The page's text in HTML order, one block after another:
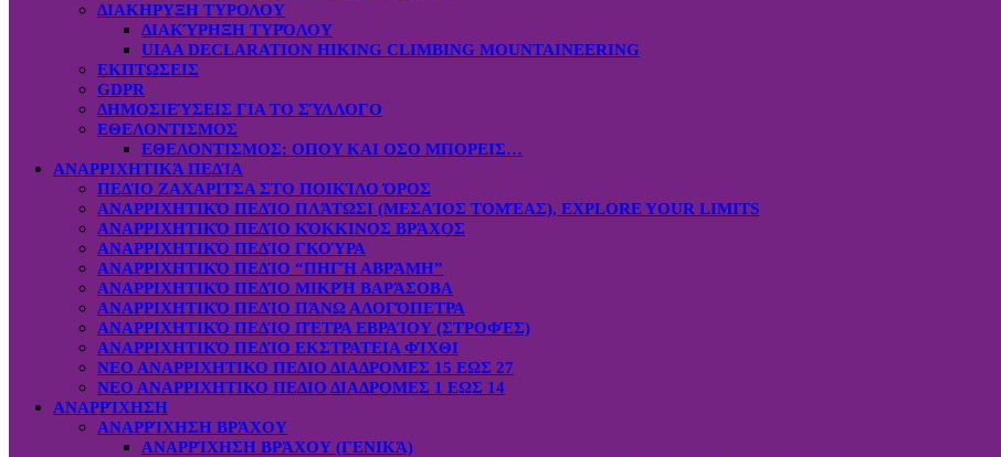
ΔΙΑΚΗΡΥΞΗ ΤΥΡΟΛΟΥ
ΔΙΑΚΎΡΗΞΗ ΤΥΡΌΛΟΥ
UIAA DECLARATION HIKING CLIMBING MOUNTAINEERING
ΕΚΠΤΩΣΕΙΣ
GDPR
ΔΗΜΟΣΙΕΎΣΕΙΣ ΓΙΑ ΤΟ ΣΎΛΛΟΓΟ
ΕΘΕΛΟΝΤΙΣΜΟΣ
ΕΘΕΛΟΝΤΙΣΜΟΣ: OΠOY KAI ΟΣΟ ΜΠΟΡΕΙΣ…
ΑΝΑΡΡΙΧΗΤΙΚΆ ΠΕΔΊΑ
ΠΕΔΊΟ ΖΑΧΑΡΙΤΣΑ ΣΤΟ ΠΟΙΚΊΛΟ ΌΡΟΣ
ΑΝΑΡΡΙΧΗΤΙΚΌ ΠΕΔΊΟ ΠΛΆΤΩΣΙ (ΜΕΣΑΊΟΣ ΤΟΜΈΑΣ), EXPLORE YOUR LIMITS
ΑΝΑΡΡΙΧΗΤΙΚΌ ΠΕΔΊΟ ΚΌΚΚΙΝΟΣ ΒΡΆΧΟΣ
ΑΝΑΡΡΙΧΗΤΙΚΌ ΠΕΔΊΟ ΓΚΟΎΡΑ
ΑΝΑΡΡΙΧΗΤΙΚΌ ΠΕΔΊΟ “ΠΗΓΉ ΑΒΡΆΜΗ”
ΑΝΑΡΡΙΧΗΤΙΚΌ ΠΕΔΊΟ ΜΙΚΡΉ ΒΑΡΆΣΟΒΑ
ΑΝΑΡΡΙΧΗΤΙΚΌ ΠΕΔΊΟ ΠΆΝΩ ΑΛΟΓΌΠΕΤΡΑ
ΑΝΑΡΡΙΧΗΤΙΚΌ ΠΕΔΊΟ ΠΈΤΡΑ ΕΒΡΑΊΟΥ (ΣΤΡΟΦΈΣ)
ΑΝΑΡΡΙΧΗΤΙΚΌ ΠΕΔΊΟ ΕΚΣΤΡΑΤΕΙΑ ΦΊΧΘΙ
ΝΕΟ ΑΝΑΡΡΙΧΗΤΙΚΟ ΠΕΔΙΟ ΔΙΑΔΡΟΜΕΣ 15 ΕΩΣ 27
ΝΕΟ ΑΝΑΡΡΙΧΗΤΙΚΟ ΠΕΔΙΟ ΔΙΑΔΡΟΜΕΣ 1 ΕΩΣ 14
ΑΝΑΡΡΊΧΗΣΗ
ΑΝΑΡΡΊΧΗΣΗ ΒΡΆΧΟΥ
ΑΝΑΡΡΊΧΗΣΗ ΒΡΆΧΟΥ (ΓΕΝΙΚΆ)